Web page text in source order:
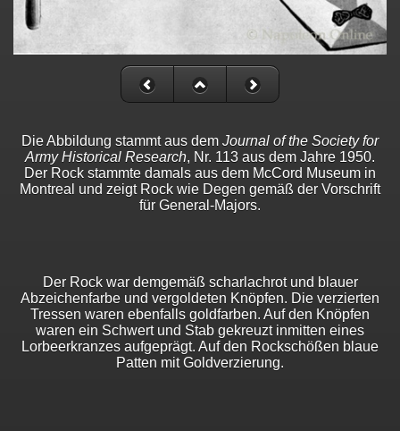
Die Abbildung stammt aus dem Journal of the Society for
Army Historical Research, Nr. 113 aus dem Jahre 1950.
Der Rock stammte damals aus dem McCord Museum in
Montreal und zeigt Rock wie Degen gemäß der Vorschrift
für General-Majors.
Der Rock war demgemäß scharlachrot und blauer
Abzeichenfarbe und vergoldeten Knöpfen. Die verzierten
Tressen waren ebenfalls goldfarben. Auf den Knöpfen
waren ein Schwert und Stab gekreuzt inmitten eines
Lorbeerkranzes aufgeprägt. Auf den Rockschößen blaue
Patten mit Goldverzierung.